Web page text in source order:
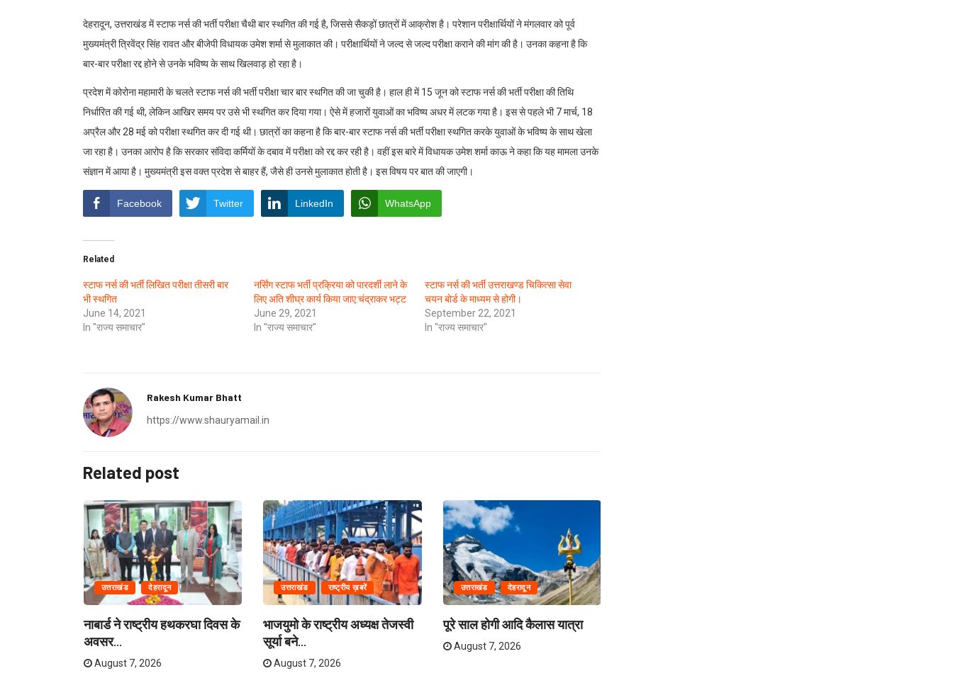
देहरादून, उत्तराखंड में स्टाफ नर्स की भर्ती परीक्षा चैथी बार स्थगित की गई है, जिससे सैकड़ों छात्रों में आक्रोश है। परेशान परीक्षार्थियों ने मंगलवार को पूर्व
मुख्यमंत्री त्रिवेंद्र सिंह रावत और बीजेपी विधायक उमेश शर्मा से मुलाकात की। परीक्षार्थियों ने जल्द से जल्द परीक्षा कराने की मांग की है। उनका कहना है कि
बार-बार परीक्षा रद्द होने से उनके भविष्य के साथ खिलवाड़ हो रहा है।
प्रदेश में कोरोना महामारी के चलते स्टाफ नर्स की भर्ती परीक्षा चार बार स्थगित की जा चुकी है। हाल ही में 15 जून को स्टाफ नर्स की भर्ती परीक्षा की तिथि
निर्धारित की गई थी, लेकिन आखिर समय पर उसे भी स्थगित कर दिया गया। ऐसे में हजारों युवाओं का भविष्य अधर में लटक गया है। इस से पहले भी 7 मार्च, 18
अप्रैल और 28 मई को परीक्षा स्थगित कर दी गई थी। छात्रों का कहना है कि बार-बार स्टाफ नर्स की भर्ती परीक्षा स्थगित करके युवाओं के भविष्य के साथ खेला
जा रहा है। उनका आरोप है कि सरकार संविदा कर्मियों के दबाव में परीक्षा को रद्द कर रही है। वहीं इस बारे में विधायक उमेश शर्मा काऊ ने कहा कि यह मामला उनके
संज्ञान में आया है। मुख्यमंत्री इस वक्त प्रदेश से बाहर हैं, जैसे ही उनसे मुलाकात होती है। इस विषय पर बात की जाएगी।
Facebook Twitter LinkedIn WhatsApp
Related
स्टाफ नर्स की भर्ती लिखित परीक्षा तीसरी बार
भी स्थगित
June 14, 2021
In "राज्य समाचार"
नर्सिंग स्टाफ भर्ती प्रक्रिया को पारदर्शी लाने के
लिए अति शीघ्र कार्य किया जाए:चंद्राकर भट्ट
June 29, 2021
In "राज्य समाचार"
स्टाफ नर्स की भर्ती उत्तराखण्ड चिकित्सा सेवा
चयन बोर्ड के माध्यम से होगी।
September 22, 2021
In "राज्य समाचार"
Rakesh Kumar Bhatt
https://www.shauryamail.in
Related post
उत्तराखंड देहरादून
नाबार्ड ने राष्ट्रीय हथकरघा दिवस के
अवसर...
August 7, 2026
उत्तराखंड राष्ट्रीय ख़बरें
भाजयुमो के राष्ट्रीय अध्यक्ष तेजस्वी
सूर्या बने...
August 7, 2026
उत्तराखंड देहरादून
पूरे साल होगी आदि कैलास यात्रा
August 7, 2026